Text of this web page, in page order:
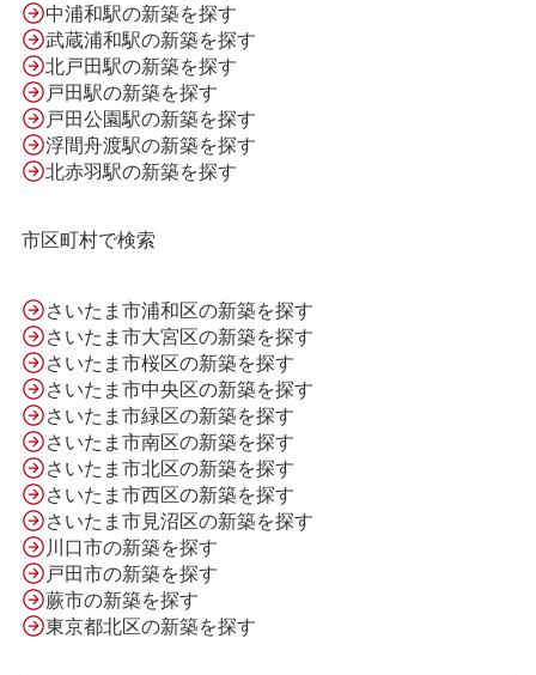
メール問合せ
会社案内
プライバシーポリシー
サイトマップ
中浦和駅の新築を探す
武蔵浦和駅の新築を探す
北戸田駅の新築を探す
戸田駅の新築を探す
戸田公園駅の新築を探す
浮間舟渡駅の新築を探す
北赤羽駅の新築を探す
市区町村で検索
さいたま市浦和区の新築を探す
さいたま市大宮区の新築を探す
さいたま市桜区の新築を探す
さいたま市中央区の新築を探す
さいたま市緑区の新築を探す
さいたま市南区の新築を探す
さいたま市北区の新築を探す
さいたま市西区の新築を探す
さいたま市見沼区の新築を探す
川口市の新築を探す
戸田市の新築を探す
蕨市の新築を探す
東京都北区の新築を探す